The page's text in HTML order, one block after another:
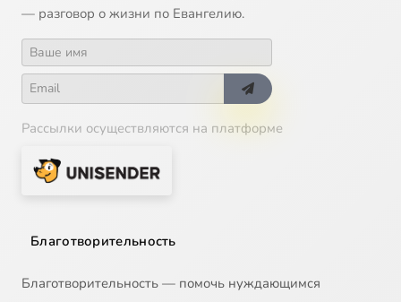
— разговор о жизни по Евангелию.
Рассылки осуществляются на платформе
Благотворительность
Благотворительность — помочь нуждающимся